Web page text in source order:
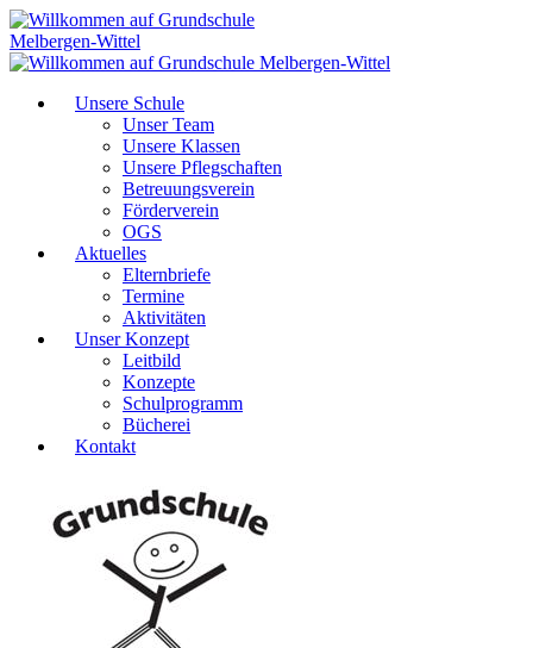
Unsere Schule
Unser Team
Unsere Klassen
Unsere Pflegschaften
Betreuungsverein
Förderverein
OGS
Aktuelles
Elternbriefe
Termine
Aktivitäten
Unser Konzept
Leitbild
Konzepte
Schulprogramm
Bücherei
Kontakt